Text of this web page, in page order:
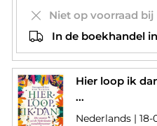
Niet op voorraad
In de boekhandel in
Hier loop ik
...
Nederlands | 18-